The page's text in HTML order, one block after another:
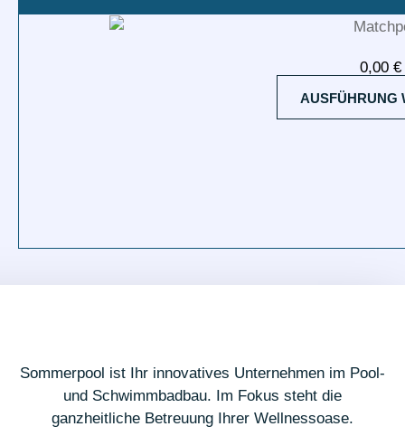
0,00 €
AUSFÜHRUNG
Sommerpool ist Ihr innovatives Unternehmen im Pool-
und Schwimmbadbau. Im Fokus steht die
ganzheitliche Betreuung Ihrer Wellnessoase.